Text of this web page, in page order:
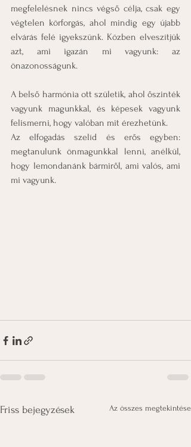
megfelelésnek nincs végső célja, csak egy
végtelen körforgás, ahol mindig egy újabb
elvárás felé igyekszünk. Közben elveszítjük
azt, ami igazán mi vagyunk: az
önazonosságunk.
A belső harmónia ott születik, ahol őszinték
vagyunk magunkkal, és képesek vagyunk
felismerni, hogy valóban mit érezhetünk.
Az elfogadás szelíd és erős egyben:
megtanulunk önmagunkkal lenni, anélkül,
hogy lemondanánk bármiről, ami valós, ami
mi vagyunk.
Friss bejegyzések Az összes megtekintése